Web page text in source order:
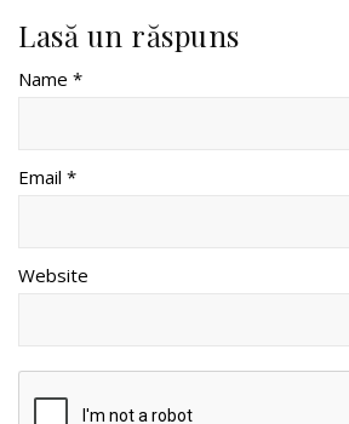
Lasă un răspuns
Name *
Email *
Website